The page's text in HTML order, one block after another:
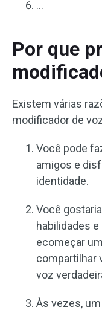
…
Por que
Existem várias
modificador de
Você pode
amigos e
identidade.
Você
habilidades
ecomeçar
compartilhar
voz
Às vezes,